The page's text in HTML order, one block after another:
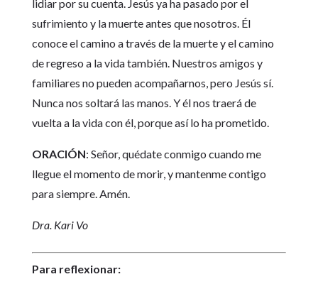
lidiar por su cuenta. Jesús ya ha pasado por el
sufrimiento y la muerte antes que nosotros. Él
conoce el camino a través de la muerte y el camino
de regreso a la vida también. Nuestros amigos y
familiares no pueden acompañarnos, pero Jesús sí.
Nunca nos soltará las manos. Y él nos traerá de
vuelta a la vida con él, porque así lo ha prometido.
ORACIÓN: Señor, quédate conmigo cuando me
llegue el momento de morir, y mantenme contigo
para siempre. Amén.
Dra. Kari Vo
Para reflexionar: